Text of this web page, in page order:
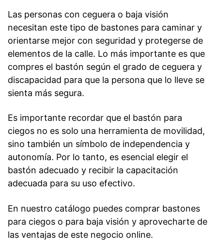
Las personas con ceguera o baja visión
necesitan este tipo de bastones para caminar y
orientarse mejor con seguridad y protegerse de
elementos de la calle. Lo más importante es que
compres el bastón según el grado de ceguera y
discapacidad para que la persona que lo lleve se
sienta más segura.
Es importante recordar que el bastón para
ciegos no es solo una herramienta de movilidad,
sino también un símbolo de independencia y
autonomía. Por lo tanto, es esencial elegir el
bastón adecuado y recibir la capacitación
adecuada para su uso efectivo.
En nuestro catálogo puedes comprar bastones
para ciegos o para baja visión y aprovecharte de
las ventajas de este negocio online.